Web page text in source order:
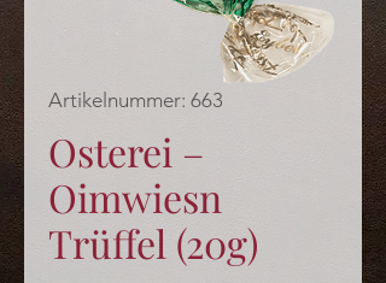
Artikelnummer: 663
Osterei –
Oimwiesn
Trüffel (20g)